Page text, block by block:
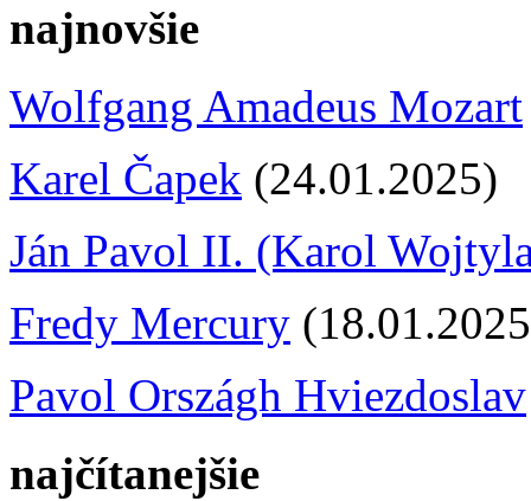
najnovšie
Wolfgang Amadeus Mozart
Karel Čapek (24.01.2025)
Ján Pavol II. (Karol
Fredy Mercury
Pavol Országh Hviezdoslav
najčítanejšie